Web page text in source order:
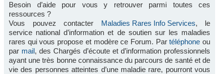
Besoin d’aide pour vous y retrouver parmi toutes ces
ressources ?
Vous pouvez contacter Maladies Rares Info Services, le
service national d’information et de soutien sur les maladies
rares qui vous propose et modère ce Forum. Partéléphone ou
par mail, des Chargés d’écoute et d’information professionnels
ayant une très bonne connaissance du parcours de santé et de
vie des personnes atteintes d’une maladie rare, pourront vous